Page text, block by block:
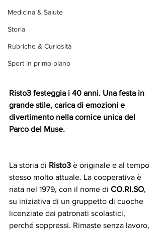
Medicina & Salute
Storia
Rubriche & Curiosità
Sport in primo piano
Risto3 festeggia i 40 anni. Una festa in
grande stile, carica di emozioni e
divertimento nella cornice unica del
Parco del Muse.
La storia di Risto3 è originale e al tempo
stesso molto attuale. La cooperativa è
nata nel 1979, con il nome di CO.RI.SO,
su iniziativa di un gruppetto di cuoche
licenziate dai patronati scolastici,
perché soppressi. Rimaste senza lavoro,